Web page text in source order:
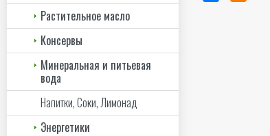
Растительное масло
Консервы
Минеральная и питьевая
вода
Напитки, Соки, Лимонад
Энергетики